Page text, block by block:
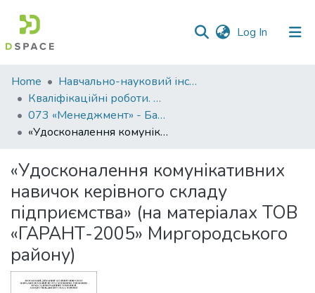
Log In (current)
Communities
&
Collections
All of DSpace
Statistics
Home
Навчально-науковий інститут економіки, управління, права та інформаційних технологій
Кваліфікаційні роботи. ННІ економіки, управління, права та ІТ
073 «Менеджмент» - Бакалаври 2021-2022
«Удосконалення комунікативних навичок керівного складу підприємства» (на матеріалах ТОВ «ГАРАНТ-2005» Миргородського району)
«Удосконалення комунікативних
навичок керівного складу
підприємства» (на матеріалах ТОВ
«ГАРАНТ-2005» Миргородського
району)